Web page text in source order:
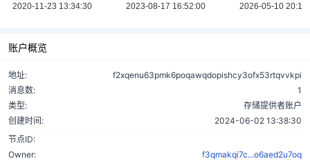
账户概览
地址:
f2xqenu63pmk6poqawqdopishcy3ofx53rtqvvkpi
消息数:
1
类型:
存储提供者账户
创建时间:
2024-06-02 13:38:30
节点ID:
Owner:
f3qmakqi7c...o6aed2u7oq